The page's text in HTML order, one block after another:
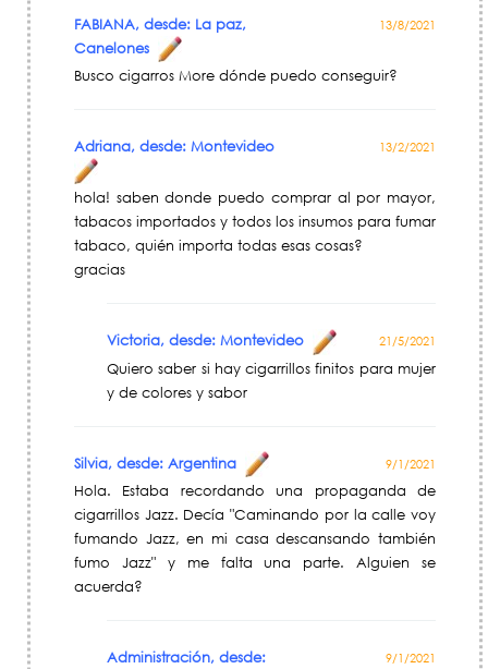
FABIANA, desde: La paz,
Canelones
13/8/2021
Busco cigarros More dónde puedo conseguir?
Adriana, desde: Montevideo 13/2/2021
hola! saben donde puedo comprar al por mayor,
tabacos importados y todos los insumos para fumar
tabaco, quién importa todas esas cosas?
gracias
Victoria, desde: Montevideo 21/5/2021
Quiero saber si hay cigarrillos finitos para mujer
y de colores y sabor
Silvia, desde: Argentina 9/1/2021
Hola. Estaba recordando una propaganda de
cigarrillos Jazz. Decía "Caminando por la calle voy
fumando Jazz, en mi casa descansando también
fumo Jazz" y me falta una parte. Alguien se
acuerda?
Administración, desde:
9/1/2021